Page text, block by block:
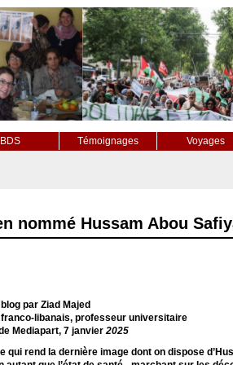
BDS Témoignages Voyages
nommé Hussam Abou
par Ziad Majed
libanais, professeur universitaire
Mediapart, 7 janvier2025
qui rend la dernière image dont on dispose